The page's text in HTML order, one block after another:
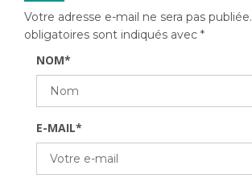
Votre adresse e-mail ne sera pas publiée.
obligatoires sont indiqués avec *
NOM*
E-MAIL*